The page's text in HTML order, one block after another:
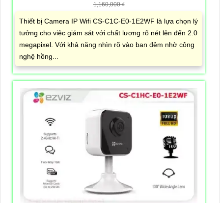
1,160,000 ₫
Thiết bị Camera IP Wifi CS-C1C-E0-1E2WF là lựa chọn lý
tưởng cho việc giám sát với chất lượng rõ nét lên đến 2.0
megapixel. Với khả năng nhìn rõ vào ban đêm nhờ công
nghệ hồng...